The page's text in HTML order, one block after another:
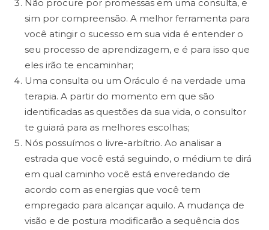
Não procure por promessas em uma consulta, e
sim por compreensão. A melhor ferramenta para
você atingir o sucesso em sua vida é entender o
seu processo de aprendizagem, e é para isso que
eles irão te encaminhar;
Uma consulta ou um Oráculo é na verdade uma
terapia. A partir do momento em que são
identificadas as questões da sua vida, o consultor
te guiará para as melhores escolhas;
Nós possuímos o livre-arbítrio. Ao analisar a
estrada que você está seguindo, o médium te dirá
em qual caminho você está enveredando de
acordo com as energias que você tem
empregado para alcançar aquilo. A mudança de
visão e de postura modificarão a sequência dos